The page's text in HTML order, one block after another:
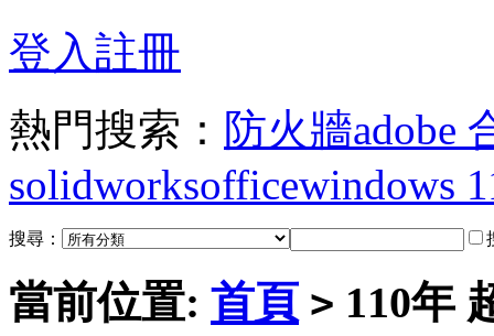
登入註冊
熱門搜索： 防火牆adobe
solidworksofficewindows
搜尋：
當前位置: 首頁 > 110年